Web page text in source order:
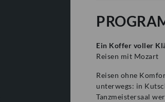
Ein Koffer voller
Reisen mit Mozart
Reisen ohne
unterwegs: in
Tanzmeistersaal